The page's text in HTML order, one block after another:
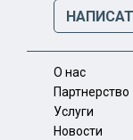
О нас
Партнерство
Услуги
Новости